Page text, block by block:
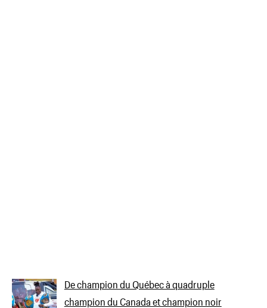
De champion du Québec à quadruple
champion du Canada et champion noir